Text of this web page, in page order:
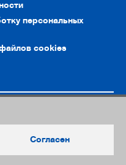
персональных
cookies
сообщества
Согласен